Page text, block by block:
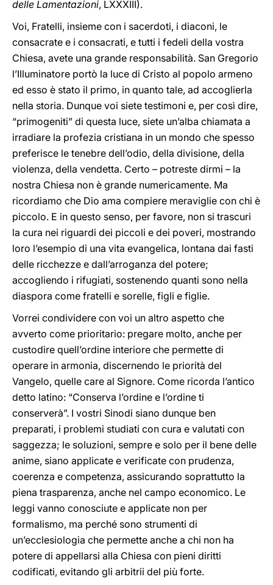
delle Lamentazioni, LXXXIII).
Voi, Fratelli, insieme con i sacerdoti, i diaconi, le
consacrate e i consacrati, e tutti i fedeli della vostra
Chiesa, avete una grande responsabilità. San Gregorio
l’Illuminatore portò la luce di Cristo al popolo armeno
ed esso è stato il primo, in quanto tale, ad accoglierla
nella storia. Dunque voi siete testimoni e, per così dire,
“primogeniti” di questa luce, siete un’alba chiamata a
irradiare la profezia cristiana in un mondo che spesso
preferisce le tenebre dell’odio, della divisione, della
violenza, della vendetta. Certo – potreste dirmi – la
nostra Chiesa non è grande numericamente. Ma
ricordiamo che Dio ama compiere meraviglie con chi è
piccolo. E in questo senso, per favore, non si trascuri
la cura nei riguardi dei piccoli e dei poveri, mostrando
loro l’esempio di una vita evangelica, lontana dai fasti
delle ricchezze e dall’arroganza del potere;
accogliendo i rifugiati, sostenendo quanti sono nella
diaspora come fratelli e sorelle, figli e figlie.
Vorrei condividere con voi un altro aspetto che
avverto come prioritario: pregare molto, anche per
custodire quell’ordine interiore che permette di
operare in armonia, discernendo le priorità del
Vangelo, quelle care al Signore. Come ricorda l’antico
detto latino: “Conserva l’ordine e l’ordine ti
conserverà”. I vostri Sinodi siano dunque ben
preparati, i problemi studiati con cura e valutati con
saggezza; le soluzioni, sempre e solo per il bene delle
anime, siano applicate e verificate con prudenza,
coerenza e competenza, assicurando soprattutto la
piena trasparenza, anche nel campo economico. Le
leggi vanno conosciute e applicate non per
formalismo, ma perché sono strumenti di
un’ecclesiologia che permette anche a chi non ha
potere di appellarsi alla Chiesa con pieni diritti
codificati, evitando gli arbitrii del più forte.